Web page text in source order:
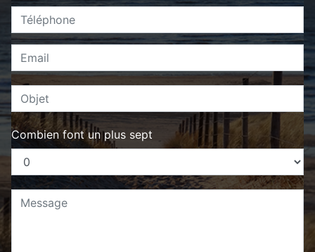
Combien font un plus sept